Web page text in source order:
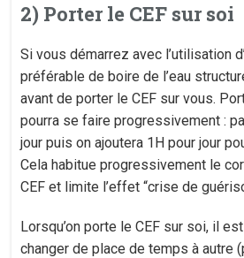
2) Porter le CEF sur soi
Si vous démarrez avec l’utilisation
préférable de boire de l’eau
avant de porter le CEF sur vous.
pourra se faire progressivement :
jour puis on ajoutera 1H pour jour
Cela habitue progressivement le
CEF et limite l’effet “crise de
Lorsqu’on porte le CEF sur soi, il
changer de place de temps à autre